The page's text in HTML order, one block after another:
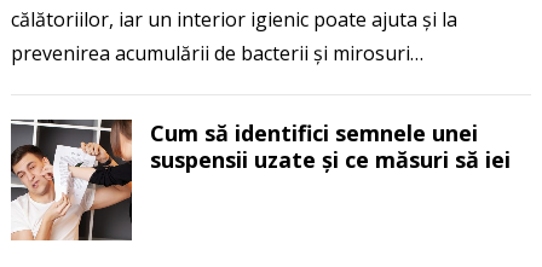
călătoriilor, iar un interior igienic poate ajuta și la
prevenirea acumulării de bacterii și mirosuri…
Cum să identifici semnele unei
suspensii uzate și ce măsuri să iei